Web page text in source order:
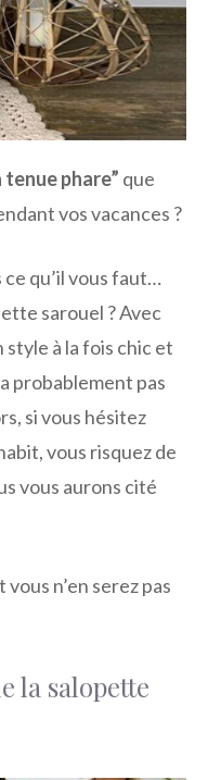
tenue phare” que
vos vacances ?
qu’il vous faut…
sarouel ? Avec
à la fois chic et
probablement pas
si vous hésitez
vous risquez de
vous aurons cité
n’en serez pas
la salopette